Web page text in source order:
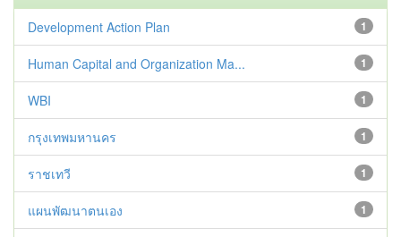
1
Development Action Plan
1
Human Capital and Organization Ma...
1
WBI
1
กรุงเทพมหานคร
1
ราชเทวี
1
แผนพัฒนาตนเอง